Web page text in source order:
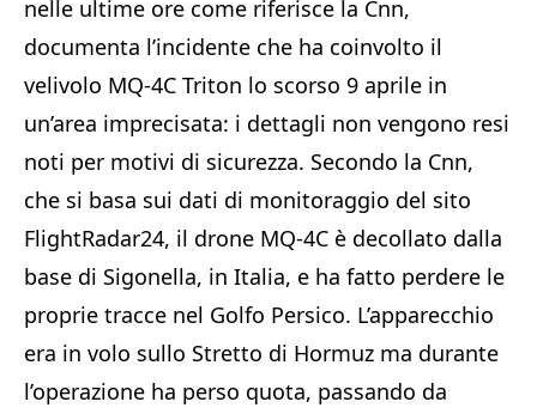
nelle ultime ore come riferisce la Cnn,
documenta l’incidente che ha coinvolto il
velivolo MQ-4C Triton lo scorso 9 aprile in
un’area imprecisata: i dettagli non vengono resi
noti per motivi di sicurezza. Secondo la Cnn,
che si basa sui dati di monitoraggio del sito
FlightRadar24, il drone MQ-4C è decollato dalla
base di Sigonella, in Italia, e ha fatto perdere le
proprie tracce nel Golfo Persico. L’apparecchio
era in volo sullo Stretto di Hormuz ma durante
l’operazione ha perso quota, passando da